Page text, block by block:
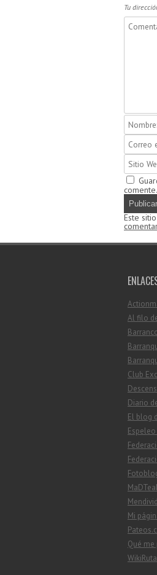
Tu
comente.
Este
Al filo
Club
Diario
El blog
Mi
Qué